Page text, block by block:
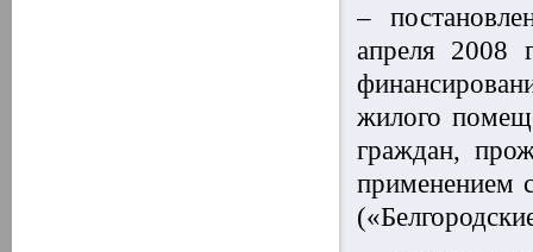
–
апреля 2008
жилого
граждан,
применением